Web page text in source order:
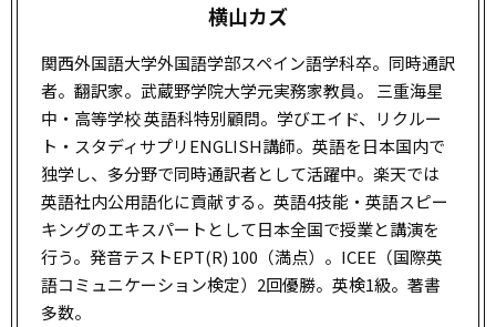
横山カズ
関西外国語大学外国語学部スペイン語学科卒。同時通訳
者。翻訳家。武蔵野学院大学元実務家教員。 三重海星
中・高等学校 英語科特別顧問。学びエイド、リクルー
ト・スタディサプリENGLISH講師。英語を日本国内で
独学し、多分野で同時通訳者として活躍中。楽天では
英語社内公用語化に貢献する。英語4技能・英語スピー
キングのエキスパートとして日本全国で授業と講演を
行う。発音テストEPT(R) 100（満点）。ICEE（国際英
語コミュニケーション検定）2回優勝。英検1級。著書
多数。